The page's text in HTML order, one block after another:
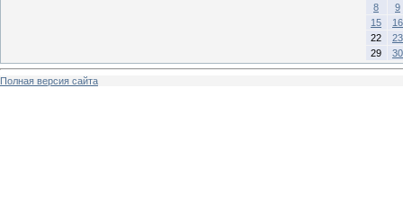
8
9
15
16
22
23
29
30
Полная версия сайта